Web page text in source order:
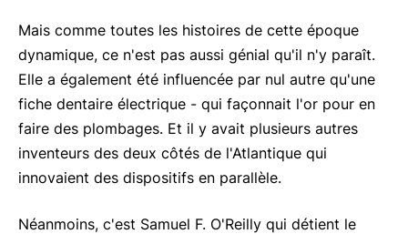
Mais comme toutes les histoires de cette époque
dynamique, ce n'est pas aussi génial qu'il n'y paraît.
Elle a également été influencée par nul autre qu'une
fiche dentaire électrique - qui façonnait l'or pour en
faire des plombages. Et il y avait plusieurs autres
inventeurs des deux côtés de l'Atlantique qui
innovaient des dispositifs en parallèle.
Néanmoins, c'est Samuel F. O'Reilly qui détient le